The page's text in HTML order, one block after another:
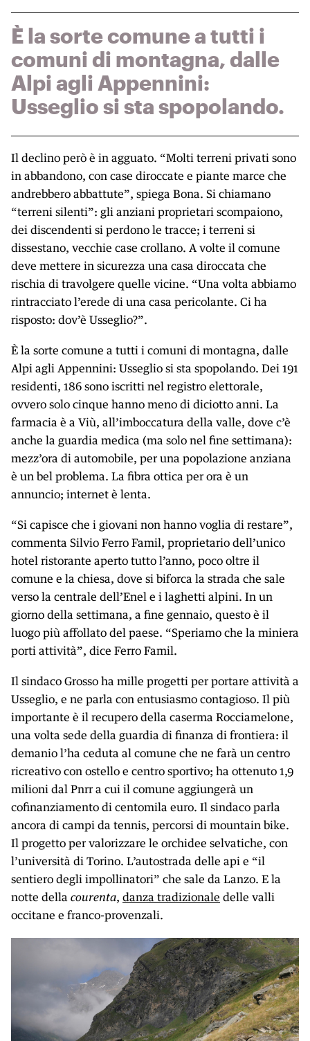
È la sorte comune a tutti i
comuni di montagna, dalle
Alpi agli Appennini:
Usseglio si sta spopolando.
Il declino però è in agguato. “Molti terreni privati sono
in abbandono, con case diroccate e piante marce che
andrebbero abbattute”, spiega Bona. Si chiamano
“terreni silenti”: gli anziani proprietari scompaiono,
dei discendenti si perdono le tracce; i terreni si
dissestano, vecchie case crollano. A volte il comune
deve mettere in sicurezza una casa diroccata che
rischia di travolgere quelle vicine. “Una volta abbiamo
rintracciato l’erede di una casa pericolante. Ci ha
risposto: dov’è Usseglio?”.
È la sorte comune a tutti i comuni di montagna, dalle
Alpi agli Appennini: Usseglio si sta spopolando. Dei 191
residenti, 186 sono iscritti nel registro elettorale,
ovvero solo cinque hanno meno di diciotto anni. La
farmacia è a Viù, all’imboccatura della valle, dove c’è
anche la guardia medica (ma solo nel fine settimana):
mezz’ora di automobile, per una popolazione anziana
è un bel problema. La fibra ottica per ora è un
annuncio; internet è lenta.
“Si capisce che i giovani non hanno voglia di restare”,
commenta Silvio Ferro Famil, proprietario dell’unico
hotel ristorante aperto tutto l’anno, poco oltre il
comune e la chiesa, dove si biforca la strada che sale
verso la centrale dell’Enel e i laghetti alpini. In un
giorno della settimana, a fine gennaio, questo è il
luogo più affollato del paese. “Speriamo che la miniera
porti attività”, dice Ferro Famil.
Il sindaco Grosso ha mille progetti per portare attività a
Usseglio, e ne parla con entusiasmo contagioso. Il più
importante è il recupero della caserma Rocciamelone,
una volta sede della guardia di finanza di frontiera: il
demanio l’ha ceduta al comune che ne farà un centro
ricreativo con ostello e centro sportivo; ha ottenuto 1,9
milioni dal Pnrr a cui il comune aggiungerà un
cofinanziamento di centomila euro. Il sindaco parla
ancora di campi da tennis, percorsi di mountain bike.
Il progetto per valorizzare le orchidee selvatiche, con
l’università di Torino. L’autostrada delle api e “il
sentiero degli impollinatori” che sale da Lanzo. E la
notte della courenta, danza tradizionale delle valli
occitane e franco-provenzali.